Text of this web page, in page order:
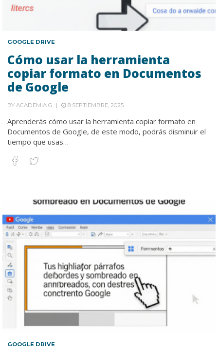
GOOGLE DRIVE
Cómo usar la herramienta
copiar formato en Documentos
de Google
BY ACADEMIA G 8 SEPTIEMBRE, 2025
Aprenderás cómo usar la herramienta copiar formato en
Documentos de Google, de este modo, podrás disminuir el
tiempo que usas…
GOOGLE DRIVE